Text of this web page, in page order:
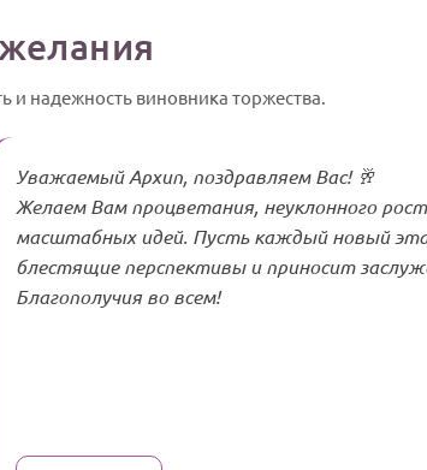
и надежность виновника торжества.
Уважаемый Архип, поздравляем Вас! 🥂
Желаем Вам процветания, неуклонного
масштабных идей. Пусть каждый новый
блестящие перспективы и приносит
Благополучия во всем!